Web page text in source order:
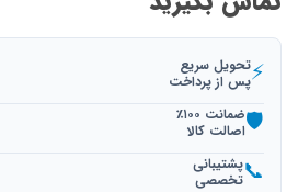
⚡تحویل سریع
پس از پرداخت
🛡️ضمانت ۱۰۰٪
اصالت کالا
📞پشتیبانی
تخصصی